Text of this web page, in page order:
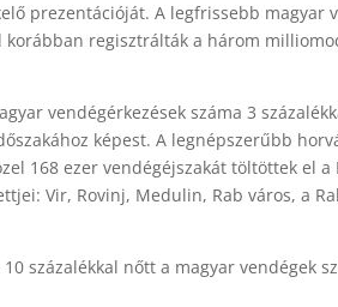
prezentációját. A legfrissebb magyar
regisztrálták a három
vendégérkezések száma 3
képest. A legnépszerűbb
168 ezer vendégéjszakát töltöttek el
Vir, Rovinj, Medulin, Rab város, a
százalékkal nőtt a magyar vendégek